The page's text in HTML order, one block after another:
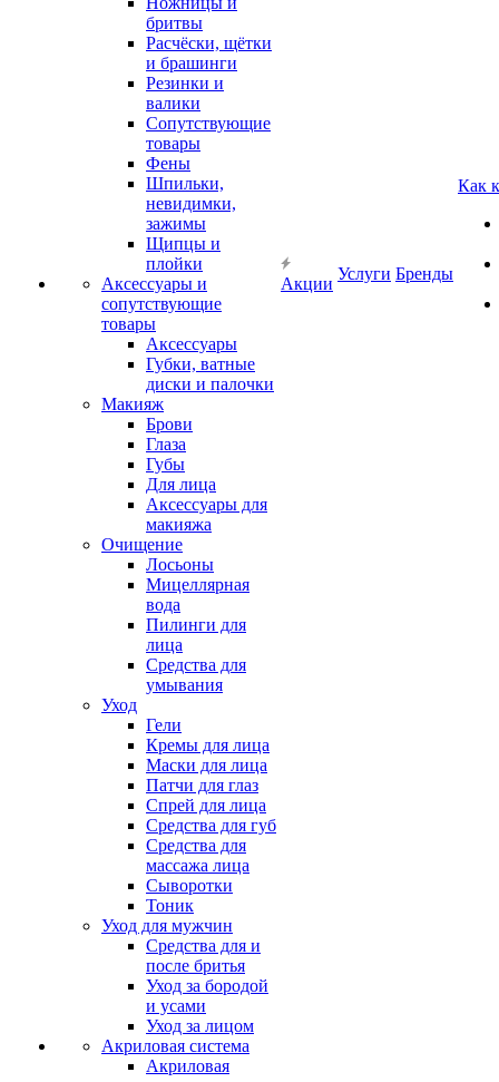
бритвы
Расчёски, щётки
и брашинги
Резинки и
валики
Сопутствующие
товары
Фены
Шпильки,
невидимки,
зажимы
Щипцы и
плойки
Аксессуары и
сопутствующие
товары
Аксессуары
Губки, ватные
диски и палочки
Макияж
Брови
Глаза
Губы
Для лица
Аксессуары для
макияжа
Очищение
Лосьоны
Мицеллярная
вода
Пилинги для
лица
Средства для
умывания
Уход
Гели
Кремы для лица
Маски для лица
Патчи для глаз
Спрей для лица
Средства для губ
Средства для
массажа лица
Сыворотки
Тоник
Уход для мужчин
Средства для и
после бритья
Уход за бородой
и усами
Уход за лицом
Акриловая система
Акриловая
Акции
Услуги Бренды
Как